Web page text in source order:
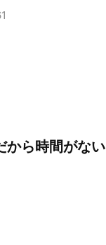
から時間がない